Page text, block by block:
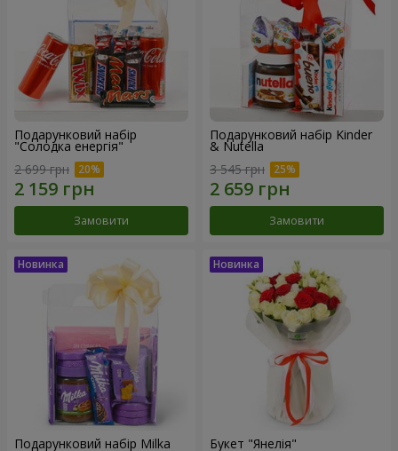
Подарунковий набір
"Солодка енергія"
2 699 грн
Замовити
Подарунковий набір Kinder
& Nutella
3 545 грн
Замовити
Подарунковий набір Milka Букет "Янелія"